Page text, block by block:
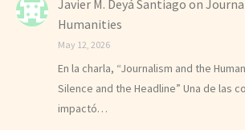
Javier M. Deyá Santiago on
Humanities
May 12, 2026
En la charla, “Journalism and the
Silence and the Headline” Una de las
impactó…